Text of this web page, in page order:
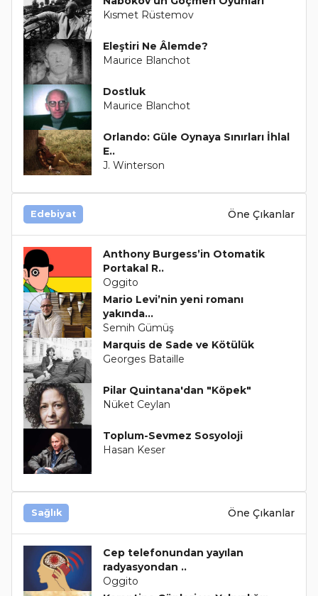
Kısmet Rüstemov
Eleştiri Ne Âlemde?
Maurice Blanchot
Dostluk
Maurice Blanchot
Orlando: Güle Oynaya Sınırları İhlal
E..
J. Winterson
Edebiyat Öne Çıkanlar
Anthony Burgess’in Otomatik
Portakal R..
Oggito
Mario Levi’nin yeni romanı
yakında...
Semih Gümüş
Marquis de Sade ve Kötülük
Georges Bataille
Pilar Quintana'dan "Köpek"
Nüket Ceylan
Toplum-Sevmez Sosyoloji
Hasan Keser
Sağlık Öne Çıkanlar
Cep telefonundan yayılan
radyasyondan ..
Oggito